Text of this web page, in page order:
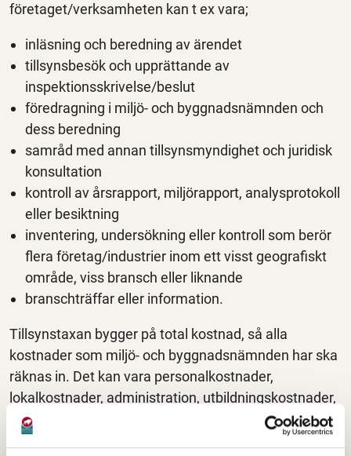
företaget/verksamheten kan t ex vara;
inläsning och beredning av ärendet
tillsynsbesök och upprättande av
inspektionsskrivelse/beslut
föredragning i miljö- och byggnadsnämnden och
dess beredning
samråd med annan tillsynsmyndighet och juridisk
konsultation
kontroll av årsrapport, miljörapport, analysprotokoll
eller besiktning
inventering, undersökning eller kontroll som berör
flera företag/industrier inom ett visst geografiskt
område, viss bransch eller liknande
branschträffar eller information.
Tillsynstaxan bygger på total kostnad, så alla
kostnader som miljö- och byggnadsnämnden har ska
räknas in. Det kan vara personalkostnader,
lokalkostnader, administration, utbildningskostnader,
litteratur, arvoden till politiker och så vidare.